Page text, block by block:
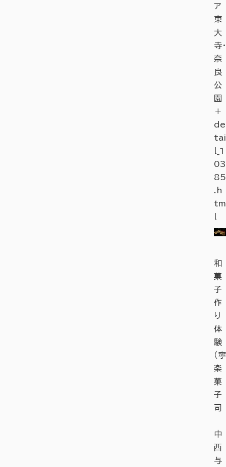
ア
東
大
寺・
奈
良
公
園
＋
de
tai
l_1
03
85
.h
tm
和
菓
子
作
り
体
験
（寧
楽
菓
子
司
中
西
与